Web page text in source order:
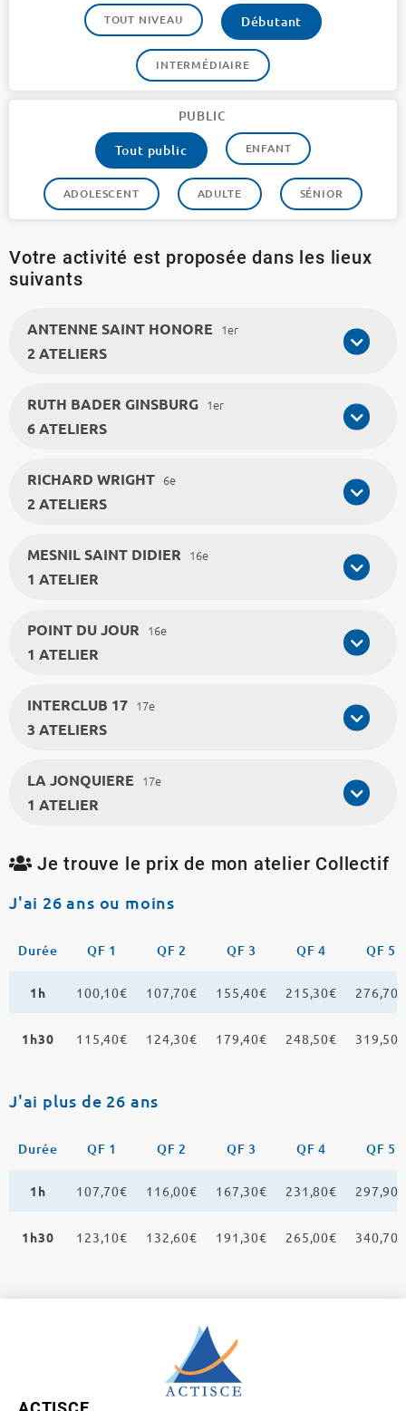
TOUT NIVEAU Débutant
INTERMÉDIAIRE
PUBLIC
Tout public
ENFANT
ADOLESCENT ADULTE SÉNIOR
Votre activité est proposée dans les lieux
suivants
ANTENNE SAINT HONORE 1er
2 ATELIERS
RUTH BADER GINSBURG 1er
6 ATELIERS
RICHARD WRIGHT 6e
2 ATELIERS
MESNIL SAINT DIDIER 16e
1 ATELIER
POINT DU JOUR 16e
1 ATELIER
INTERCLUB 17 17e
3 ATELIERS
LA JONQUIERE 17e
1 ATELIER
Je trouve le prix de mon atelier Collectif
J'ai 26 ans ou moins
Durée QF 1 QF 2 QF 3 QF 4 QF 5
1h 100,10€ 107,70€ 155,40€ 215,30€ 276,70€
1h30 115,40€ 124,30€ 179,40€ 248,50€ 319,50€
J'ai plus de 26 ans
Durée QF 1 QF 2 QF 3 QF 4 QF 5
1h 107,70€ 116,00€ 167,30€ 231,80€ 297,90€
1h30 123,10€ 132,60€ 191,30€ 265,00€ 340,70€